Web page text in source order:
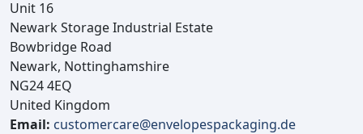
Unit 16
Newark Storage Industrial Estate
Bowbridge Road
Newark, Nottinghamshire
NG24 4EQ
United Kingdom
Email: customercare@envelopespackaging.de